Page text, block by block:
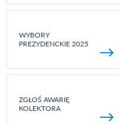
WYBORY
PREZYDENCKIE 2025
ZGŁOŚ AWARIĘ
KOLEKTORA